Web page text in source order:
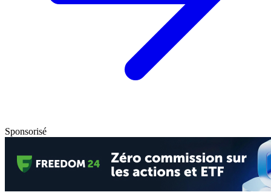
Sponsorisé